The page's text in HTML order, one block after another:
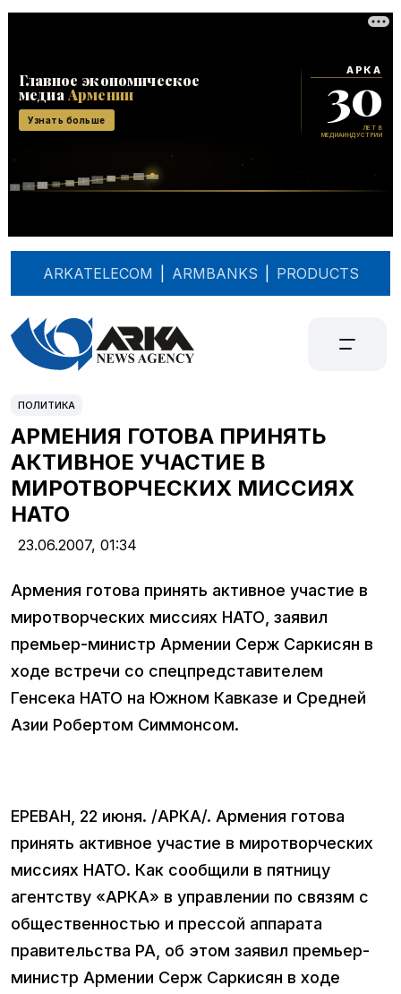
ARKATELECOM ARMBANKS PRODUCTS
ПОЛИТИКА
АРМЕНИЯ ГОТОВА ПРИНЯТЬ
АКТИВНОЕ УЧАСТИЕ В
МИРОТВОРЧЕСКИХ МИССИЯХ
НАТО
23.06.2007, 01:34
Армения готова принять активное участие в
миротворческих миссиях НАТО, заявил
премьер-министр Армении Серж Саркисян в
ходе встречи со спецпредставителем
Генсека НАТО на Южном Кавказе и Средней
Азии Робертом Симмонсом.
ЕРЕВАН, 22 июня. /АРКА/. Армения готова
принять активное участие в миротворческих
миссиях НАТО. Как сообщили в пятницу
агентству «АРКА» в управлении по связям с
общественностью и прессой аппарата
правительства РА, об этом заявил премьер-
министр Армении Серж Саркисян в ходе